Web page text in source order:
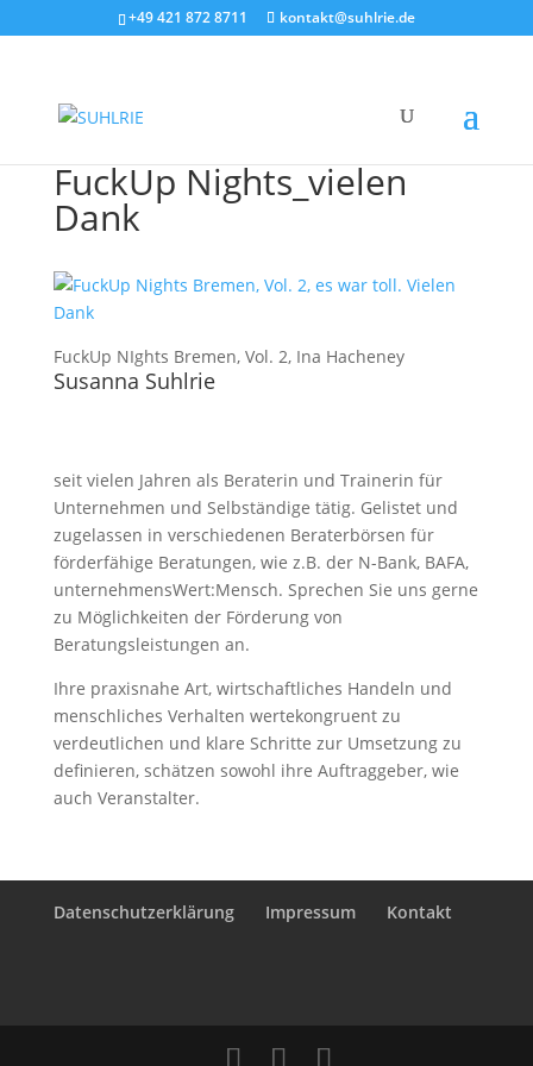
+49 421 872 8711 kontakt@suhlrie.de
FuckUp Nights_vielen
Dank
FuckUp NIghts Bremen, Vol. 2, Ina Hacheney
Susanna Suhlrie
seit vielen Jahren als Beraterin und Trainerin für
Unternehmen und Selbständige tätig. Gelistet und
zugelassen in verschiedenen Beraterbörsen für
förderfähige Beratungen, wie z.B. der N-Bank, BAFA,
unternehmensWert:Mensch. Sprechen Sie uns gerne
zu Möglichkeiten der Förderung von
Beratungsleistungen an.
Ihre praxisnahe Art, wirtschaftliches Handeln und
menschliches Verhalten wertekongruent zu
verdeutlichen und klare Schritte zur Umsetzung zu
definieren, schätzen sowohl ihre Auftraggeber, wie
auch Veranstalter.
Datenschutzerklärung Impressum Kontakt